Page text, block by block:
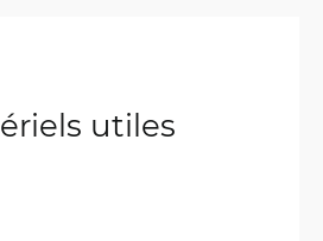
utiles